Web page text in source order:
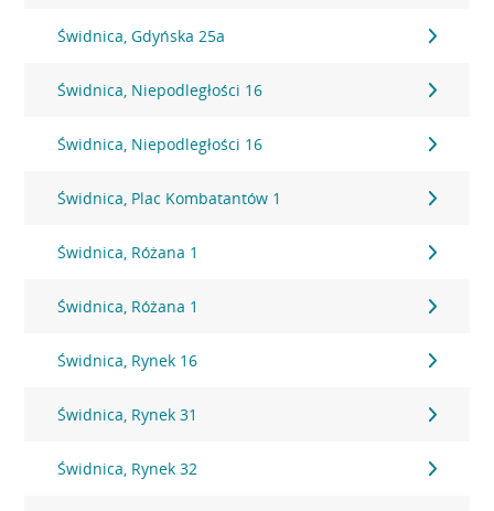
Świdnica, Gdyńska 25a
Świdnica, Niepodległości 16
Świdnica, Niepodległości 16
Świdnica, Plac Kombatantów 1
Świdnica, Różana 1
Świdnica, Różana 1
Świdnica, Rynek 16
Świdnica, Rynek 31
Świdnica, Rynek 32